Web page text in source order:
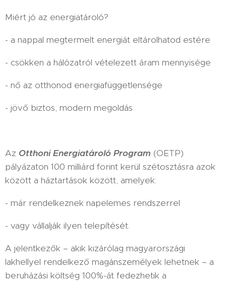
Miért jó az energiatároló?
- a nappal megtermelt energiát eltárolhatod estére
- csökken a hálózatról vételezett áram mennyisége
- nő az otthonod energiafüggetlensége
- jövő biztos, modern megoldás
Az Otthoni Energiatároló Program (OETP)
pályázaton 100 milliárd forint kerül szétosztásra azok
között a háztartások között, amelyek:
- már rendelkeznek napelemes rendszerrel
- vagy vállalják ilyen telepítését.
A jelentkezők – akik kizárólag magyarországi
lakhellyel rendelkező magánszemélyek lehetnek – a
beruházási költség 100%-át fedezhetik a